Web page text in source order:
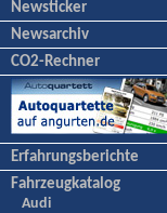
Newsticker
Newsarchiv
CO2-Rechner
Erfahrungsberichte
Fahrzeugkatalog
Audi